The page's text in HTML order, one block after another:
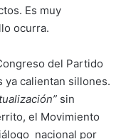
Es muy
ocurra.
del Partido
ya calientan sillones.
sin
el Movimiento
nacional por